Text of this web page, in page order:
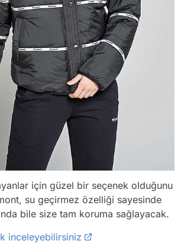
için güzel bir seçenek olduğunu
su geçirmez özelliği sayesinde
bile size tam koruma sağlayacak.
inceleyebilirsiniz